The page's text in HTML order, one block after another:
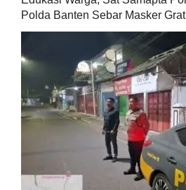
Polda Banten Sebar Masker